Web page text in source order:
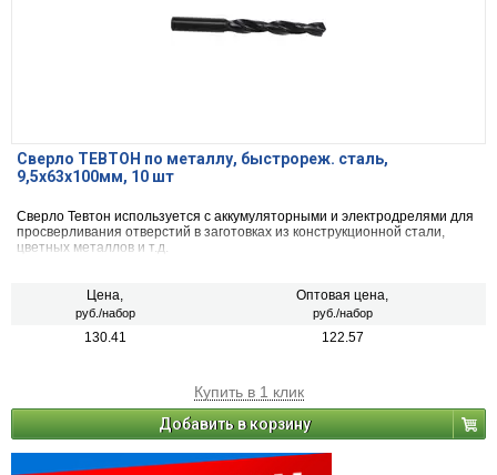
Сверло ТЕВТОН по металлу, быстрореж. сталь,
9,5x63x100мм, 10 шт
Сверло Тевтон используется с аккумуляторными и электродрелями для
просверливания отверстий в заготовках из конструкционной стали,
цветных металлов и т.д.
Цена,
руб./набор
Оптовая цена,
руб./набор
130.41 122.57
Купить в 1 клик
Добавить в корзину